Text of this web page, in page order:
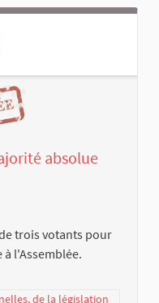
absolue
trois votants pour
l'Assemblée.
de la législation